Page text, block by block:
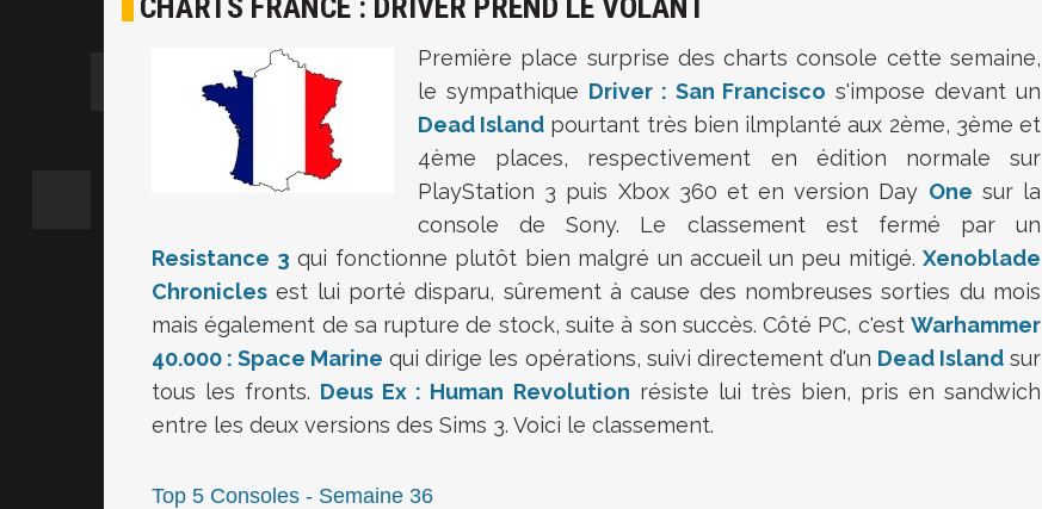
CHARTS FRANCE : DRIVER PREND LE VOLANT
Première place surprise des charts console cette semaine,
le sympathique Driver : San Francisco s'impose devant un
Dead Island pourtant très bien ilmplanté aux 2ème, 3ème et
4ème places, respectivement en édition normale sur
PlayStation 3 puis Xbox 360 et en version Day One sur la
console de Sony. Le classement est fermé par un
Resistance 3 qui fonctionne plutôt bien malgré un accueil un peu mitigé. Xenoblade
Chronicles est lui porté disparu, sûrement à cause des nombreuses sorties du mois
mais également de sa rupture de stock, suite à son succès. Côté PC, c'est Warhammer
40.000 : Space Marine qui dirige les opérations, suivi directement d'un Dead Islandsur
tous les fronts. Deus Ex : Human Revolution résiste lui très bien, pris en sandwich
entre les deux versions des Sims 3. Voici le classement.
Top 5 Consoles - Semaine 36